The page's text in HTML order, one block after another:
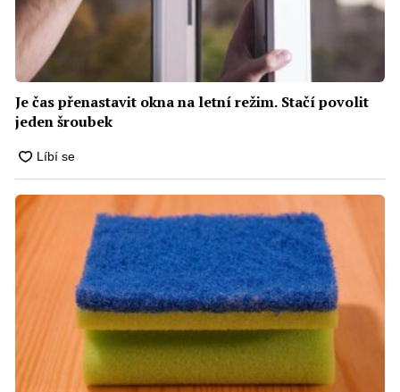
Je čas přenastavit okna na letní režim. Stačí povolit
jeden šroubek